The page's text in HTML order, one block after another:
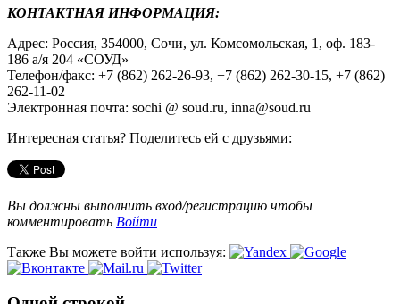
КОНТАКТНАЯ ИНФОРМАЦИЯ:
Адрес: Россия, 354000, Сочи, ул. Комсомольская, 1, оф. 183-
186 а/я 204 «СОУД»
Телефон/факс: +7 (862) 262-26-93, +7 (862) 262-30-15, +7 (862)
262-11-02
Электронная почта: sochi @ soud.ru, inna@soud.ru
Интересная статья? Поделитесь ей с друзьями:
Вы должны выполнить вход/регистрацию чтобы
комментировать Войти
Также Вы можете войти используя: